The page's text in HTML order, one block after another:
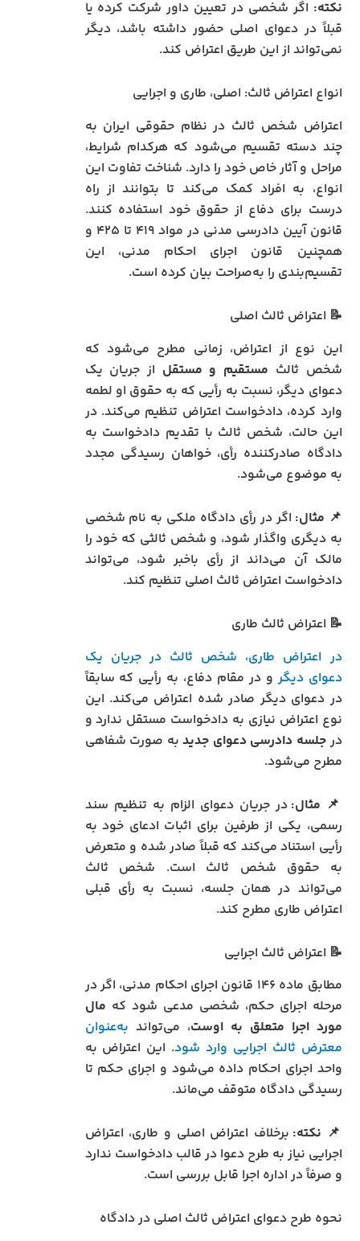
نکته: اگر شخصی در تعیین داور شرکت کرده یا
قبلاً در دعوای اصلی حضور داشته باشد، دیگر
نمی‌تواند از این طریق اعتراض کند.
انواع اعتراض ثالث: اصلی، طاری و اجرایی
اعتراض شخص ثالث در نظام حقوقی ایران به
چند دسته تقسیم می‌شود که هرکدام شرایط،
مراحل و آثار خاص خود را دارد. شناخت تفاوت این
انواع، به افراد کمک می‌کند تا بتوانند از راه
درست برای دفاع از حقوق خود استفاده کنند.
قانون آیین دادرسی مدنی در مواد ۴۱۹ تا ۴۲۵ و
همچنین قانون اجرای احکام مدنی، این
تقسیم‌بندی را به‌صراحت بیان کرده است.
📝 اعتراض ثالث اصلی
این نوع از اعتراض، زمانی مطرح می‌شود که
شخص ثالث مستقیم و مستقل از جریان یک
دعوای دیگر، نسبت به رأیی که به حقوق او لطمه
وارد کرده، دادخواست اعتراض تنظیم می‌کند. در
این حالت، شخص ثالث با تقدیم دادخواست به
دادگاه صادرکننده رأی، خواهان رسیدگی مجدد
به موضوع می‌شود.
📌 مثال: اگر در رأی دادگاه ملکی به نام شخصی
به دیگری واگذار شود، و شخص ثالثی که خود را
مالک آن می‌داند از رأی باخبر شود، می‌تواند
دادخواست اعتراض ثالث اصلی تنظیم کند.
📝 اعتراض ثالث طاری
در اعتراض طاری، شخص ثالث در جریان یک
دعوای دیگرو در مقام دفاع، به رأیی که سابقاً
در دعوای دیگر صادر شده اعتراض می‌کند. این
نوع اعتراض نیازی به دادخواست مستقل ندارد و
درجلسه دادرسی دعوای جدیدبه صورت شفاهی
مطرح می‌شود.
📌 مثال: در جریان دعوای الزام به تنظیم سند
رسمی، یکی از طرفین برای اثبات ادعای خود به
رأیی استناد می‌کند که قبلاً صادر شده و متعرض
به حقوق شخص ثالث است. شخص ثالث
می‌تواند در همان جلسه، نسبت به رأی قبلی
اعتراض طاری مطرح کند.
📝 اعتراض ثالث اجرایی
مطابق ماده ۱۴۶ قانون اجرای احکام مدنی، اگر در
مرحله اجرای حکم، شخصی مدعی شود که مال
مورد اجرا متعلق به اوست، می‌تواند به‌عنوان
معترض ثالث اجرایی وارد شود. این اعتراض به
واحد اجرای احکام داده می‌شود و اجرای حکم تا
رسیدگی دادگاه متوقف می‌ماند.
📌 نکته: برخلاف اعتراض اصلی و طاری، اعتراض
اجرایی نیاز به طرح دعوا در قالب دادخواست ندارد
و صرفاً در اداره اجرا قابل بررسی است.
نحوه طرح دعوای اعتراض ثالث اصلی در دادگاه